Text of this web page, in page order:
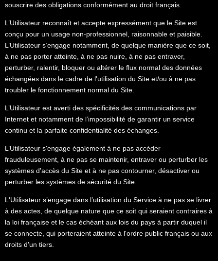
souscrire des obligations conformément au droit français.
L’Utilisateur reconnaît et accepte expressément que le Site est
conçu pour un usage non-professionnel, raisonnable et paisible.
L’Utilisateur s’engage notamment, de quelque manière que ce soit,
à ne pas porter atteinte, à ne pas nuire, à ne pas entraver,
perturber, ralentir, bloquer ou altérer le flux normal des données
échangées dans le cadre de l'utilisation du Site et/ou à ne pas
troubler le fonctionnement normal du Site.
L’Utilisateur est averti des spécificités des communications par
Internet et notamment de l’impossibilité de garantir un service
continu et la parfaite confidentialité des échanges.
L’Utilisateur s'engage également à ne pas accéder
frauduleusement, à ne pas se maintenir, entraver ou perturber les
systèmes d'accès du Site et à ne pas contourner, désactiver ou
perturber les systèmes de sécurité du Site.
L'Utilisateur s’engage dans l’utilisation du Service à ne pas se livrer
à des actes, de quelque nature que ce soit qui seraient contraires à
la loi française et le cas échéant aux lois du pays à partir duquel il
se connecte, qui porteraient atteinte à l'ordre public français ou aux
droits d'un tiers.